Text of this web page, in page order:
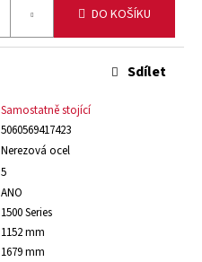
DO KOŠÍKU
Samostatně stojící
5060569417423
Nerezová ocel
5
ANO
1500 Series
1152 mm
1679 mm
Sdílet